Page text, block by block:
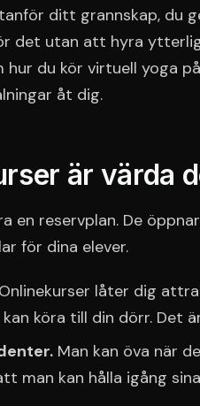
ditt grannskap, du
det utan att hyra
hur du kör virtuell yoga
åt dig.
är värda
en reservplan. De
för dina elever.
Onlinekurser låter dig
köra till din dörr. Det
Man kan öva när
man kan hålla igång